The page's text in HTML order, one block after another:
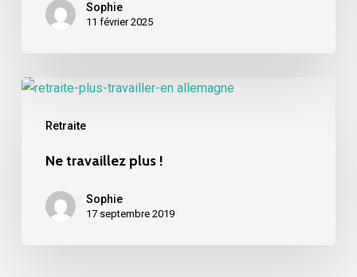
Sophie
11 février 2025
Retraite
Ne
Ne travaillez plus !
Sophie
17 septembre 2019